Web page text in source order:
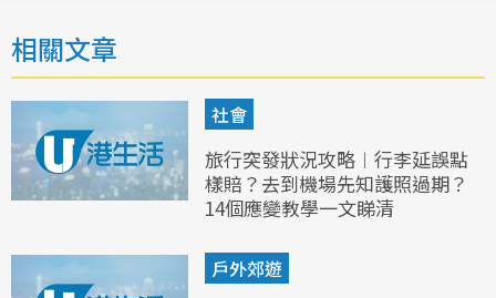
相關文章
社會
旅行突發狀況攻略︱行李延誤點
樣賠？去到機場先知護照過期？
14個應變教學一文睇清
戶外郊遊